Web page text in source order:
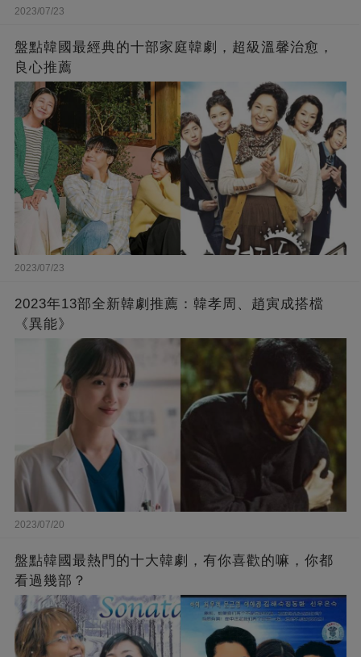
2023/07/23
盤點韓國最經典的十部家庭韓劇，超級溫馨治愈，
良心推薦
2023/07/23
2023年13部全新韓劇推薦：韓孝周、趙寅成搭檔
《異能》
2023/07/20
盤點韓國最熱門的十大韓劇，有你喜歡的嘛，你都
看過幾部？